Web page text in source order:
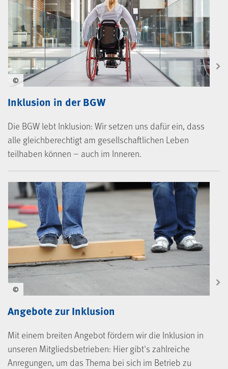
Inklusion in der BGW
Die BGW lebt Inklusion: Wir setzen uns dafür ein, dass
alle gleichberechtigt am gesellschaftlichen Leben
teilhaben können – auch im Inneren.
©
Angebote zur Inklusion
Mit einem breiten Angebot fördern wir die Inklusion in
unseren Mitgliedsbetrieben: Hier gibt's zahlreiche
Anregungen, um das Thema bei sich im Betrieb zu
©